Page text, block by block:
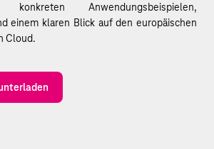
Anwendungsbeispielen,
einem klaren Blick auf den europäischen
Cloud.